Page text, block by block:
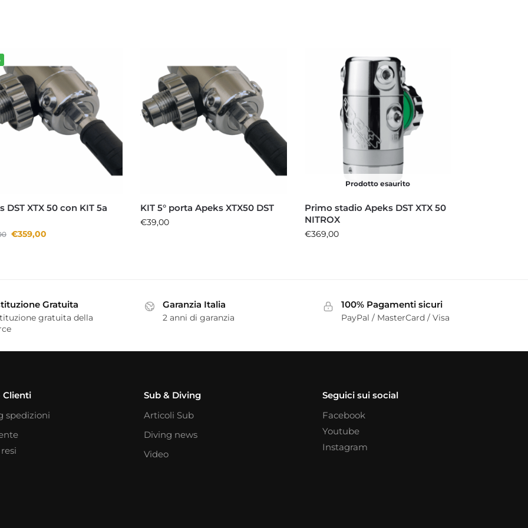
DST XTX 50 con KIT 5a
€359,00
KIT 5° porta Apeks XTX50 DST
€39,00
Prodotto esaurito
Primo stadio Apeks DST XTX 50
NITROX
€369,00
Gratuita
gratuita della
Garanzia Italia
2 anni di garanzia
100% Pagamenti sicuri
PayPal / MasterCard / Visa
Clienti
spedizioni
Sub & Diving
Articoli Sub
Diving news
Video
Seguici sui social
Facebook
Youtube
Instagram